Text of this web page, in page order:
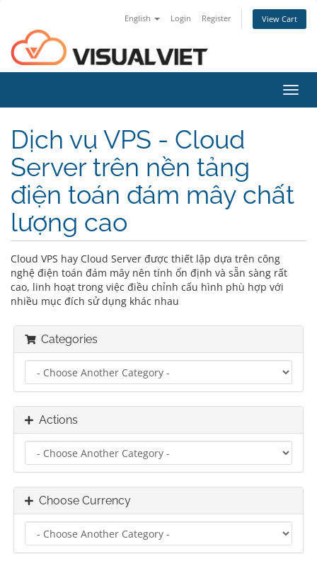
English Login Register View Cart
Dịch vụ VPS - Cloud
Server trên nền tảng
điện toán đám mây chất
lượng cao
Cloud VPS hay Cloud Server được thiết lập dựa trên công
nghệ điện toán đám mây nên tính ổn định và sẵn sàng rất
cao, linh hoạt trong việc điều chỉnh cấu hình phù hợp với
nhiều mục đích sử dụng khác nhau
Categories
Actions
Choose Currency